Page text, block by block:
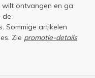
wilt ontvangen en ga
de
Sommige artikelen
Zie promotie-details